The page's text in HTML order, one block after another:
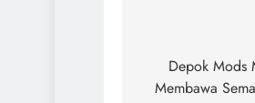
posDepok Mods
Membawa